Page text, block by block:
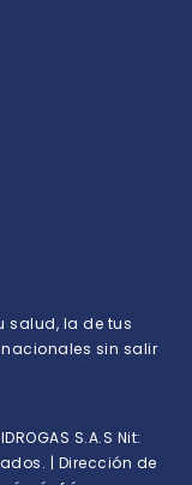
salud, la de tus
nacionales sin salir
S.A.S Nit:
| Dirección de